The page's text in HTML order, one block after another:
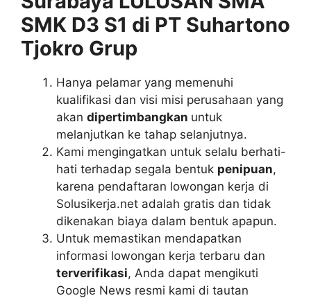
SMK D3 S1 di PT Suhartono
Tjokro Grup
Hanya pelamar yang memenuhi
kualifikasi dan visi misi perusahaan yang
akan dipertimbangkan untuk
melanjutkan ke tahap selanjutnya.
Kami mengingatkan untuk selalu berhati-
hati terhadap segala bentuk penipuan,
karena pendaftaran lowongan kerja di
Solusikerja.net adalah gratis dan tidak
dikenakan biaya dalam bentuk apapun.
Untuk memastikan mendapatkan
informasi lowongan kerja terbaru dan
terverifikasi, Anda dapat mengikuti
Google News resmi kami di tautan